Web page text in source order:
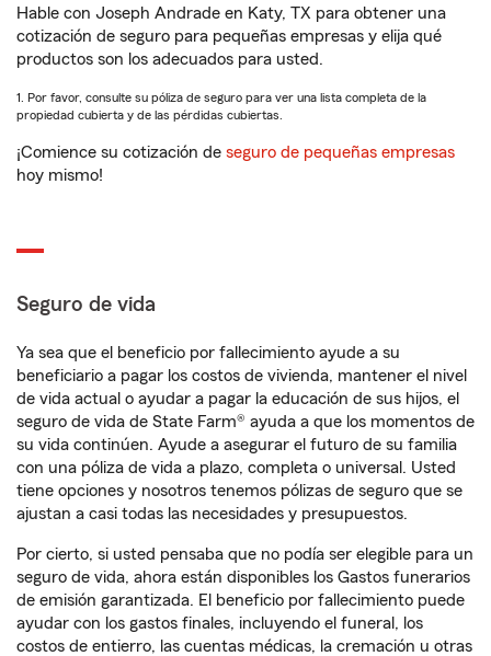
Hable con Joseph Andrade en Katy, TX para obtener una
cotización de seguro para pequeñas empresas y elija qué
productos son los adecuados para usted.
1. Por favor, consulte su póliza de seguro para ver una lista completa de la
propiedad cubierta y de las pérdidas cubiertas.
¡Comience su cotización de seguro de pequeñas empresas
hoy mismo!
Seguro de vida
Ya sea que el beneficio por fallecimiento ayude a su
beneficiario a pagar los costos de vivienda, mantener el nivel
de vida actual o ayudar a pagar la educación de sus hijos, el
seguro de vida de State Farm® ayuda a que los momentos de
su vida continúen. Ayude a asegurar el futuro de su familia
con una póliza de vida a plazo, completa o universal. Usted
tiene opciones y nosotros tenemos pólizas de seguro que se
ajustan a casi todas las necesidades y presupuestos.
Por cierto, si usted pensaba que no podía ser elegible para un
seguro de vida, ahora están disponibles los Gastos funerarios
de emisión garantizada. El beneficio por fallecimiento puede
ayudar con los gastos finales, incluyendo el funeral, los
costos de entierro, las cuentas médicas, la cremación u otras